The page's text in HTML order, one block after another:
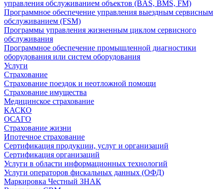
управления обслуживанием объектов (BAS, BMS, FM)
Программное обеспечение управления выездным сервисным
обслуживанием (FSM)
Программы управления жизненным циклом сервисного
обслуживания
Программное обеспечение промышленной диагностики
оборудования или систем оборудования
Услуги
Страхование
Страхование поездок и неотложной помощи
Страхование имущества
Медицинское страхование
КАСКО
ОСАГО
Страхование жизни
Ипотечное страхование
Сертификация продукции, услуг и организаций
Сертификация организаций
Услуги в области информационных технологий
Услуги операторов фискальных данных (ОФД)
Маркировка Честный ЗНАК